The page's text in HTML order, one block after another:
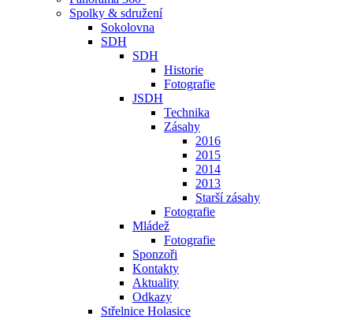
Spolky & sdružení
Sokolovna
SDH
SDH
Historie
Fotografie
JSDH
Technika
Zásahy
2016
2015
2014
2013
Starší zásahy
Fotografie
Mládež
Fotografie
Sponzoři
Kontakty
Aktuality
Odkazy
Střelnice Holasice